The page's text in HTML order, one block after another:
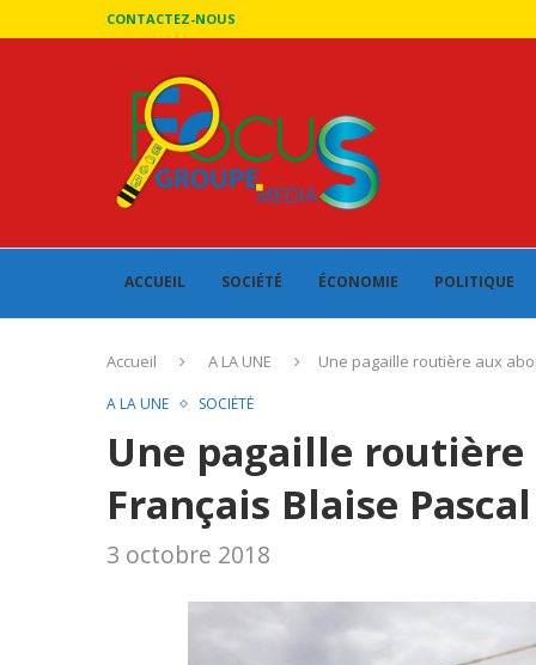
CONTACTEZ-NOUS
ACCUEIL SOCIÉTÉ ÉCONOMIE POLITIQUE
Accueil A LA UNE Une pagaille routière aux
A LA UNE SOCIÉTÉ
Une pagaille
Français Blaise Pascal
3 octobre 2018